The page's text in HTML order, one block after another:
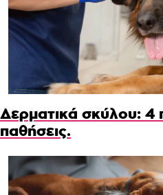
Δερματικά σκύλου: 4
παθήσεις.